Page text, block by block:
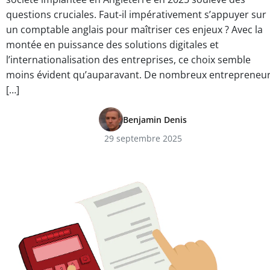
questions cruciales. Faut-il impérativement s’appuyer sur
un comptable anglais pour maîtriser ces enjeux ? Avec la
montée en puissance des solutions digitales et
l’internationalisation des entreprises, ce choix semble
moins évident qu’auparavant. De nombreux
[…]
Benjamin Denis
29 septembre 2025